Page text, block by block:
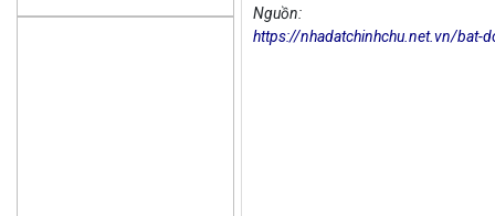
Nguồn:
https://nhadatchinhchu.net.vn/bat-